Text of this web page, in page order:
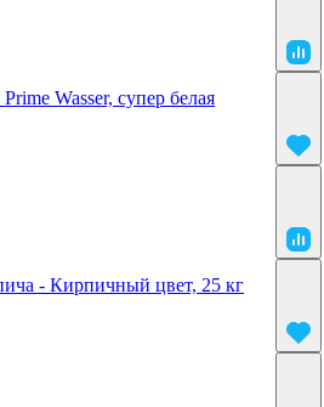
Wasser, супер белая
- Кирпичный цвет, 25 кг